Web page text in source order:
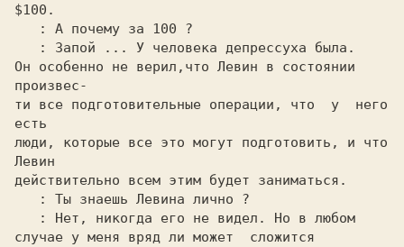
$100.
: А почему за 100 ?
: Запой ... У человека депрессуха была.
Он особенно не верил,что Левин в состоянии
произвес-
ти все подготовительные операции, что  у  него
есть
люди, которые все это могут подготовить, и что
Левин
действительно всем этим будет заниматься.
: Ты знаешь Левина лично ?
: Нет, никогда его не видел. Но в любом
случае у меня вряд ли может  сложится